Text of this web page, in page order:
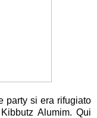
party si era rifugiato
Alumim. Qui